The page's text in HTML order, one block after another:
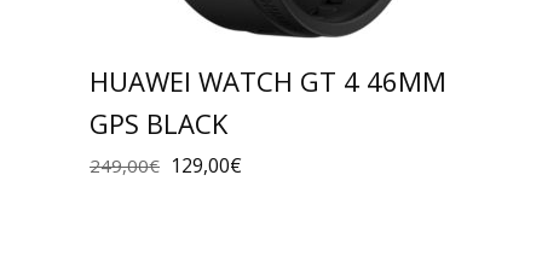
HUAWEI WATCH GT 4 46MM
GPS BLACK
249,00€ 129,00€